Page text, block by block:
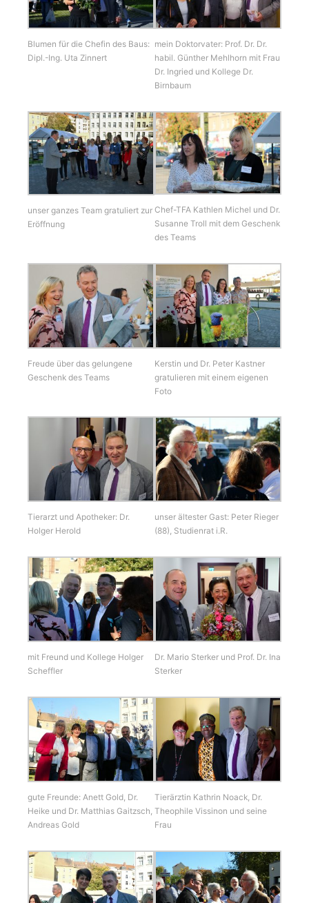
Blumen für die Chefin des Baus:
Dipl.-Ing. Uta Zinnert
mein Doktorvater: Prof. Dr. Dr.
habil. Günther Mehlhorn mit Frau
Dr. Ingried und Kollege Dr.
Birnbaum
unser ganzes Team gratuliert zur
Eröffnung
Chef-TFA Kathlen Michel und Dr.
Susanne Troll mit dem Geschenk
des Teams
Freude über das gelungene
Geschenk des Teams
Kerstin und Dr. Peter Kastner
gratulieren mit einem eigenen
Foto
Tierarzt und Apotheker: Dr.
Holger Herold
unser ältester Gast: Peter Rieger
(88), Studienrat i.R.
mit Freund und Kollege Holger
Scheffler
Dr. Mario Sterker und Prof. Dr. Ina
Sterker
gute Freunde: Anett Gold, Dr.
Heike und Dr. Matthias Gaitzsch,
Andreas Gold
Tierärztin Kathrin Noack, Dr.
Theophile Vissinon und seine
Frau